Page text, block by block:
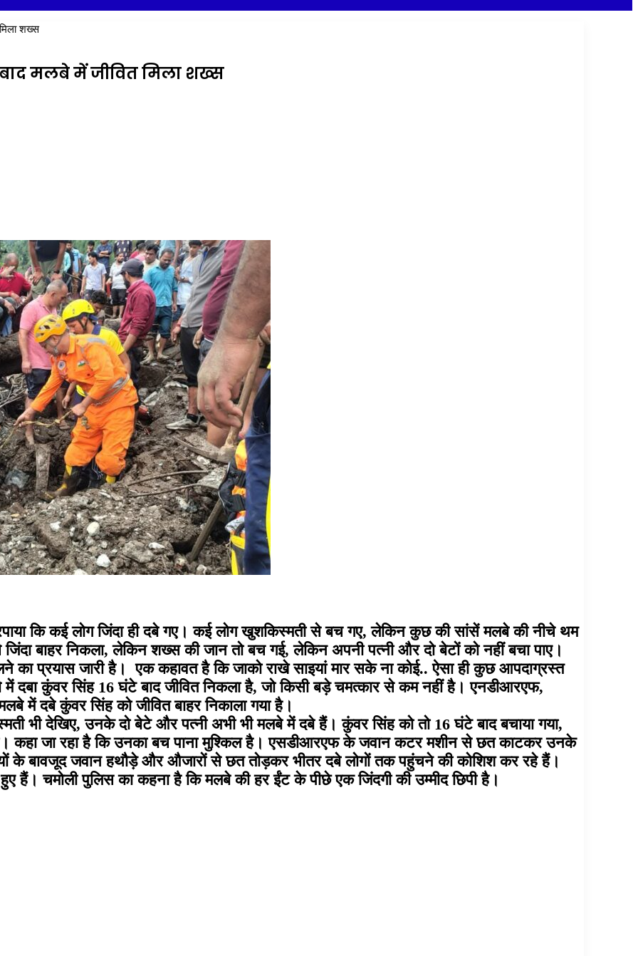
शख्स
मलबे में जीवित मिला शख्स
कि कई लोग जिंदा ही दबे गए। कई लोग खुशकिस्मती से बच गए, लेकिन कुछ की सांसें मलबे की नीचे थम
बाहर निकला, लेकिन शख्स की जान तो बच गई, लेकिन अपनी पत्नी और दो बेटों को नहीं बचा पाए।
का प्रयास जारी है। एक कहावत है कि जाको राखे साइयां मार सके ना कोई.. ऐसा ही कुछ आपदाग्रस्त
दबा कुंवर सिंह 16 घंटे बाद जीवित निकला है, जो किसी बड़े चमत्कार से कम नहीं है। एनडीआरएफ,
में दबे कुंवर सिंह को जीवित बाहर निकाला गया है।
भी देखिए, उनके दो बेटे और पत्नी अभी भी मलबे में दबे हैं। कुंवर सिंह को तो 16 घंटे बाद बचाया गया,
कहा जा रहा है कि उनका बच पाना मुश्किल है। एसडीआरएफ के जवान कटर मशीन से छत काटकर उनके
के बावजूद जवान हथौड़े और औजारों से छत तोड़कर भीतर दबे लोगों तक पहुंचने की कोशिश कर रहे हैं।
हैं। चमोली पुलिस का कहना है कि मलबे की हर ईंट के पीछे एक जिंदगी की उम्मीद छिपी है।